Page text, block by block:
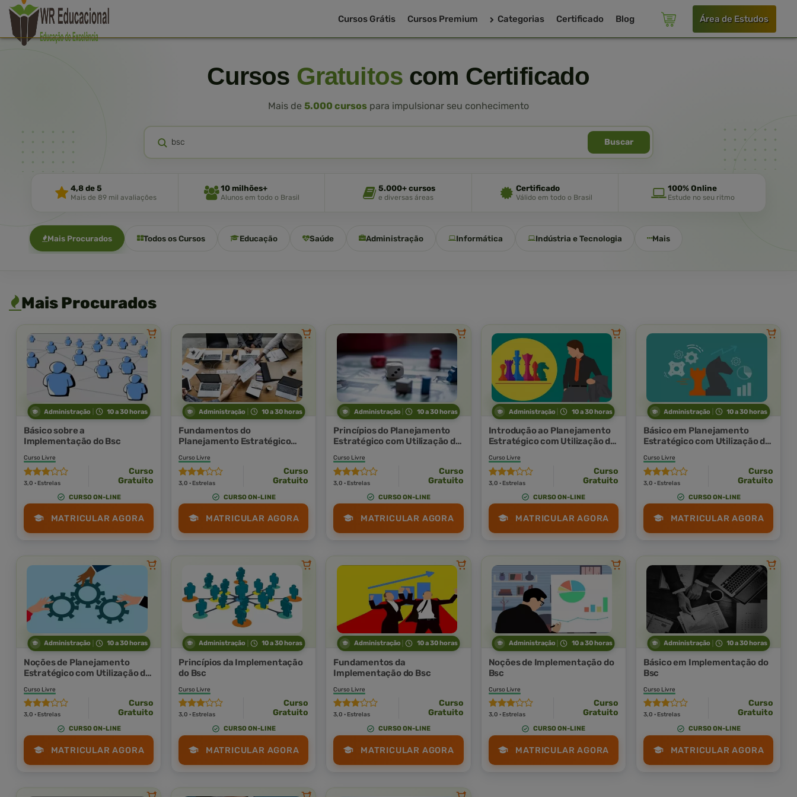
Cursos Grátis Cursos Premium Categorias Certificado Blog Área de Estudos
Cursos Gratuitos com Certificado
Mais de 5.000 cursos para impulsionar seu conhecimento
Buscar
4,8 de 5
Mais de 89 mil avaliações
10 milhões+
Alunos em todo o Brasil
5.000+ cursos
e diversas áreas
Certificado
Válido em todo o Brasil
100% Online
Estude no seu ritmo
Mais Procurados Todos os Cursos Educação Saúde Administração Informática Indústria e Tecnologia Mais
Mais Procurados
Administração 10 a 30 horas
Básico sobre a
Implementação do Bsc
Curso Livre
3,0 · Estrelas
Curso
Gratuito
CURSO ON-LINE
MATRICULAR AGORA
Administração 10 a 30 horas
Fundamentos do
Planejamento Estratégico
Curso Livre
3,0 · Estrelas
Curso
Gratuito
CURSO ON-LINE
MATRICULAR AGORA
Administração 10 a 30 horas
Princípios do Planejamento
Estratégico com Utilização do
Curso Livre
3,0 · Estrelas
Curso
Gratuito
CURSO ON-LINE
MATRICULAR AGORA
Administração 10 a 30 horas
Introdução ao Planejamento
Estratégico com Utilização do
Curso Livre
3,0 · Estrelas
Curso
Gratuito
CURSO ON-LINE
MATRICULAR AGORA
Administração 10 a 30 horas
Básico em Planejamento
Estratégico com Utilização do
Curso Livre
3,0 · Estrelas
Curso
Gratuito
CURSO ON-LINE
MATRICULAR AGORA
Administração 10 a 30 horas
Noções de Planejamento
Estratégico com Utilização do
Curso Livre
3,0 · Estrelas
Curso
Gratuito
CURSO ON-LINE
MATRICULAR AGORA
Administração 10 a 30 horas
Princípios da Implementação
do Bsc
Curso Livre
3,0 · Estrelas
Curso
Gratuito
CURSO ON-LINE
MATRICULAR AGORA
Administração 10 a 30 horas
Fundamentos da
Implementação do Bsc
Curso Livre
3,0 · Estrelas
Curso
Gratuito
CURSO ON-LINE
MATRICULAR AGORA
Administração 10 a 30 horas
Noções de Implementação do
Bsc
Curso Livre
3,0 · Estrelas
Curso
Gratuito
CURSO ON-LINE
MATRICULAR AGORA
Administração 10 a 30 horas
Básico em Implementação do
Bsc
Curso Livre
3,0 · Estrelas
Curso
Gratuito
CURSO ON-LINE
MATRICULAR AGORA